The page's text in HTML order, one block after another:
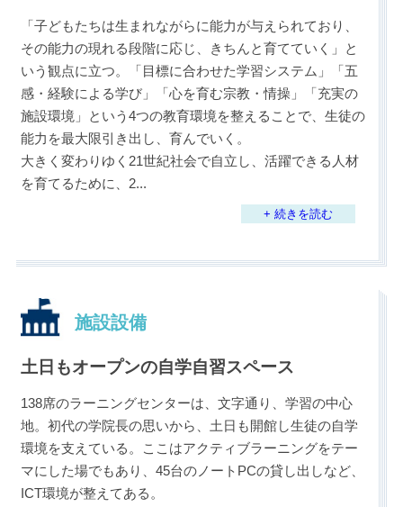
「子どもたちは生まれながらに能力が与えられており、
その能力の現れる段階に応じ、きちんと育てていく」と
いう観点に立つ。「目標に合わせた学習システム」「五
感・経験による学び」「心を育む宗教・情操」「充実の
施設環境」という4つの教育環境を整えることで、生徒の
能力を最大限引き出し、育んでいく。
大きく変わりゆく21世紀社会で自立し、活躍できる人材
を育てるために、2...
+ 続きを読む
施設設備
土日もオープンの自学自習スペース
138席のラーニングセンターは、文字通り、学習の中心
地。初代の学院長の思いから、土日も開館し生徒の自学
環境を支えている。ここはアクティブラーニングをテー
マにした場でもあり、45台のノートPCの貸し出しなど、
ICT環境が整えてある。